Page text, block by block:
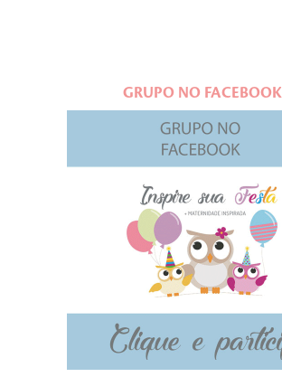
GRUPO NO FACEBOOK